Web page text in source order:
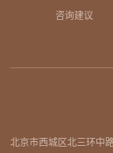
咨询建议
北京市西城区北三环中